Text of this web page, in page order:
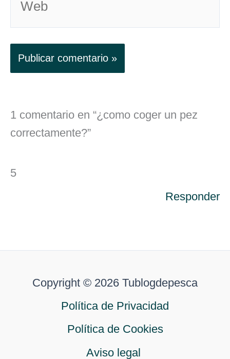
1 comentario en “¿como coger un pez
correctamente?”
5
Responder
Copyright © 2026 Tublogdepesca
Política de Privacidad
Política de Cookies
Aviso legal